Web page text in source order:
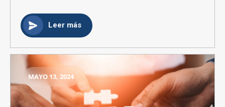
Leer más
MAYO 13, 2024